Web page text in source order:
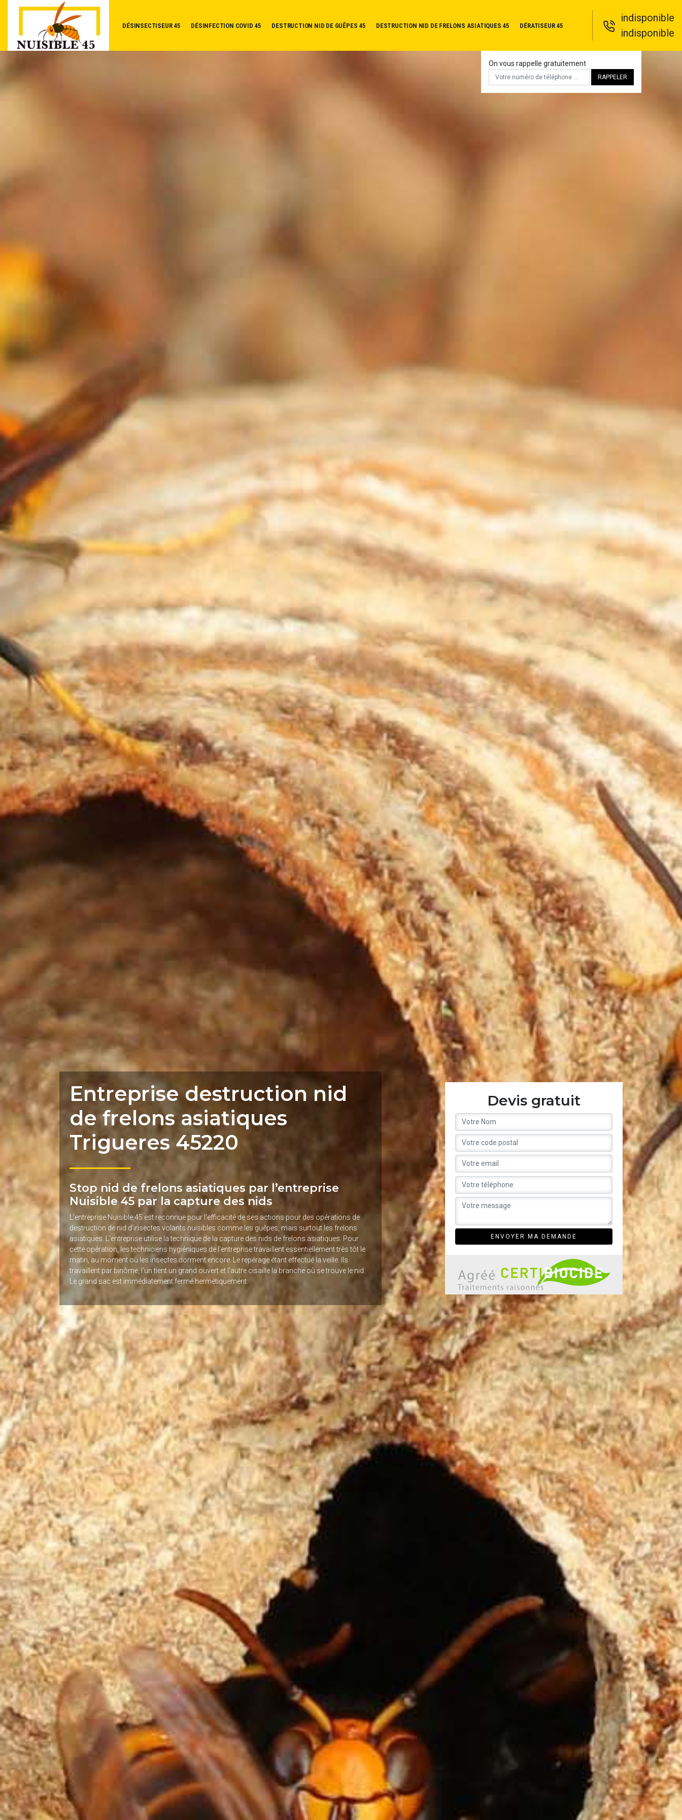
DÉSINSECTISEUR 45 DÉSINFECTION COVID 45 DESTRUCTION NID DE GUÊPES 45 DESTRUCTION NID DE FRELONS ASIATIQUES 45 DÉRATISEUR 45
indisponible
indisponible
On vous rappelle gratuitement
Entreprise destruction nid
de frelons asiatiques
Trigueres 45220
Stop nid de frelons asiatiques par l’entreprise
Nuisible 45 par la capture des nids
L’entreprise Nuisible 45 est reconnue pour l’efficacité de ses actions pour des opérations de
destruction de nid d’insectes volants nuisibles comme les guêpes, mais surtout les frelons
asiatiques. L’entreprise utilise la technique de la capture des nids de frelons asiatiques. Pour
cette opération, les techniciens hygiéniques de l’entreprise travaillent essentiellement très tôt le
matin, au moment où les insectes dorment encore. Le repérage étant effectué la veille. Ils
travaillent par binôme, l'un tient un grand ouvert et l’autre cisaille la branche où se trouve le nid.
Le grand sac est immédiatement fermé hermétiquement.
Devis gratuit